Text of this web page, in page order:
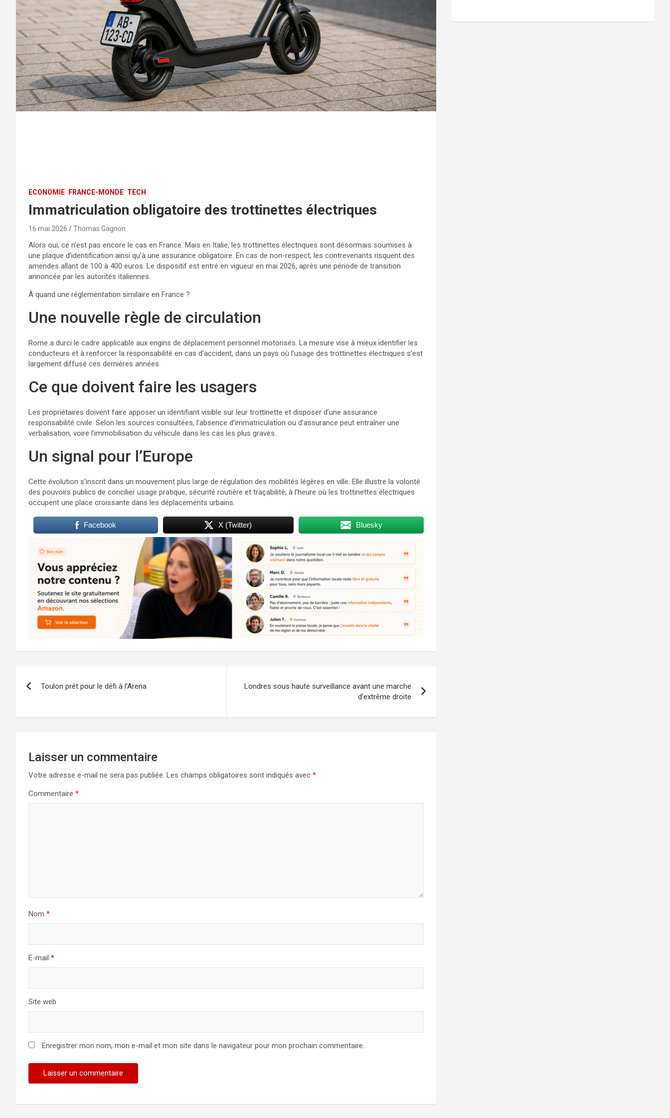
ECONOMIE FRANCE-MONDE TECH
Immatriculation obligatoire des trottinettes électriques
16 mai 2026 Thomas Gagnon
Alors oui, ce n’est pas encore le cas en France. Mais en Italie, les trottinettes électriques sont désormais soumises à
une plaque d’identification ainsi qu’à une assurance obligatoire. En cas de non-respect, les contrevenants risquent des
amendes allant de 100 à 400 euros. Le dispositif est entré en vigueur en mai 2026, après une période de transition
annoncée par les autorités italiennes.
À quand une réglementation similaire en France ?
Une nouvelle règle de circulation
Rome a durci le cadre applicable aux engins de déplacement personnel motorisés. La mesure vise à mieux identifier les
conducteurs et à renforcer la responsabilité en cas d’accident, dans un pays où l’usage des trottinettes électriques s’est
largement diffusé ces dernières années.
Ce que doivent faire les usagers
Les propriétaires doivent faire apposer un identifiant visible sur leur trottinette et disposer d’une assurance
responsabilité civile. Selon les sources consultées, l’absence d’immatriculation ou d’assurance peut entraîner une
verbalisation, voire l’immobilisation du véhicule dans les cas les plus graves.
Un signal pour l’Europe
Cette évolution s’inscrit dans un mouvement plus large de régulation des mobilités légères en ville. Elle illustre la volonté
des pouvoirs publics de concilier usage pratique, sécurité routière et traçabilité, à l’heure où les trottinettes électriques
occupent une place croissante dans les déplacements urbains.
Facebook X (Twitter) Bluesky
de
l’article
Toulon prêt pour le défi à l’Arena
Londres sous haute surveillance avant une marche
d’extrême droite
Laisser un commentaire
Votre adresse e-mail ne sera pas publiée. Les champs obligatoires sont indiqués avec *
Commentaire *
Nom *
E-mail *
Site web
Enregistrer mon nom, mon e-mail et mon site dans le navigateur pour mon prochain commentaire.